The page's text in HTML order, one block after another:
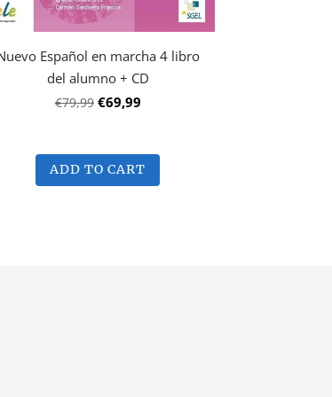
Español en marcha 4 libro
del alumno + CD
€79,99 €69,99
ADD TO CART